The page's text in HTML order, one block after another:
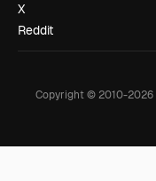
X
Reddit
Copyright © 2010-2026